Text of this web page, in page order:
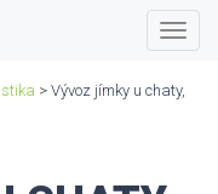
> Vývoz jímky u chaty,